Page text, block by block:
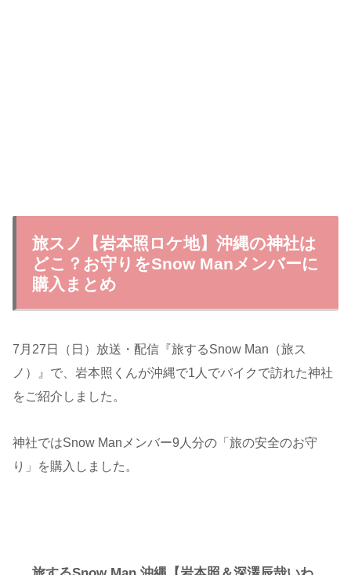
旅スノ【岩本照ロケ地】沖縄の神社は
どこ？お守りをSnow Manメンバーに
購入まとめ
7月27日（日）放送・配信『旅するSnow Man（旅ス
ノ）』で、岩本照くんが沖縄で1人でバイクで訪れた神社
をご紹介しました。
神社ではSnow Manメンバー9人分の「旅の安全のお守
り」を購入しました。